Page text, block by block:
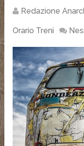
Redazione
Orario Treni